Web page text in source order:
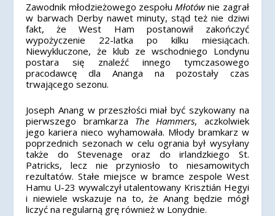
Zawodnik młodzieżowego zespołuMłotów nie zagrał
w barwach Derby nawet minuty, stąd też nie dziwi
fakt, że West Ham postanowił zakończyć
wypożyczenie 22-latka po kilku miesiącach.
Niewykluczone, że klub ze wschodniego Londynu
postara się znaleźć innego tymczasowego
pracodawcę dla Ananga na pozostały czas
trwającego sezonu.
Joseph Anang w przeszłości miał być szykowany na
pierwszego bramkarza The Hammers, aczkolwiek
jego kariera nieco wyhamowała. Młody bramkarz w
poprzednich sezonach w celu ogrania był wysyłany
także do Stevenage oraz do irlandzkiego St.
Patricks, lecz nie przyniosło to niesamowitych
rezultatów. Stałe miejsce w bramce zespole West
Hamu U-23 wywalczył utalentowany Krisztián Hegyi
i niewiele wskazuje na to, że Anang będzie mógł
liczyć na regularną grę również w Lonydnie.